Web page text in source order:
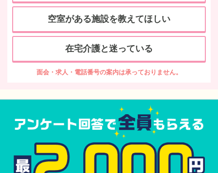
空室がある施設を教えてほしい
在宅介護と迷っている
面会・求人・電話番号の案内は承っておりません。